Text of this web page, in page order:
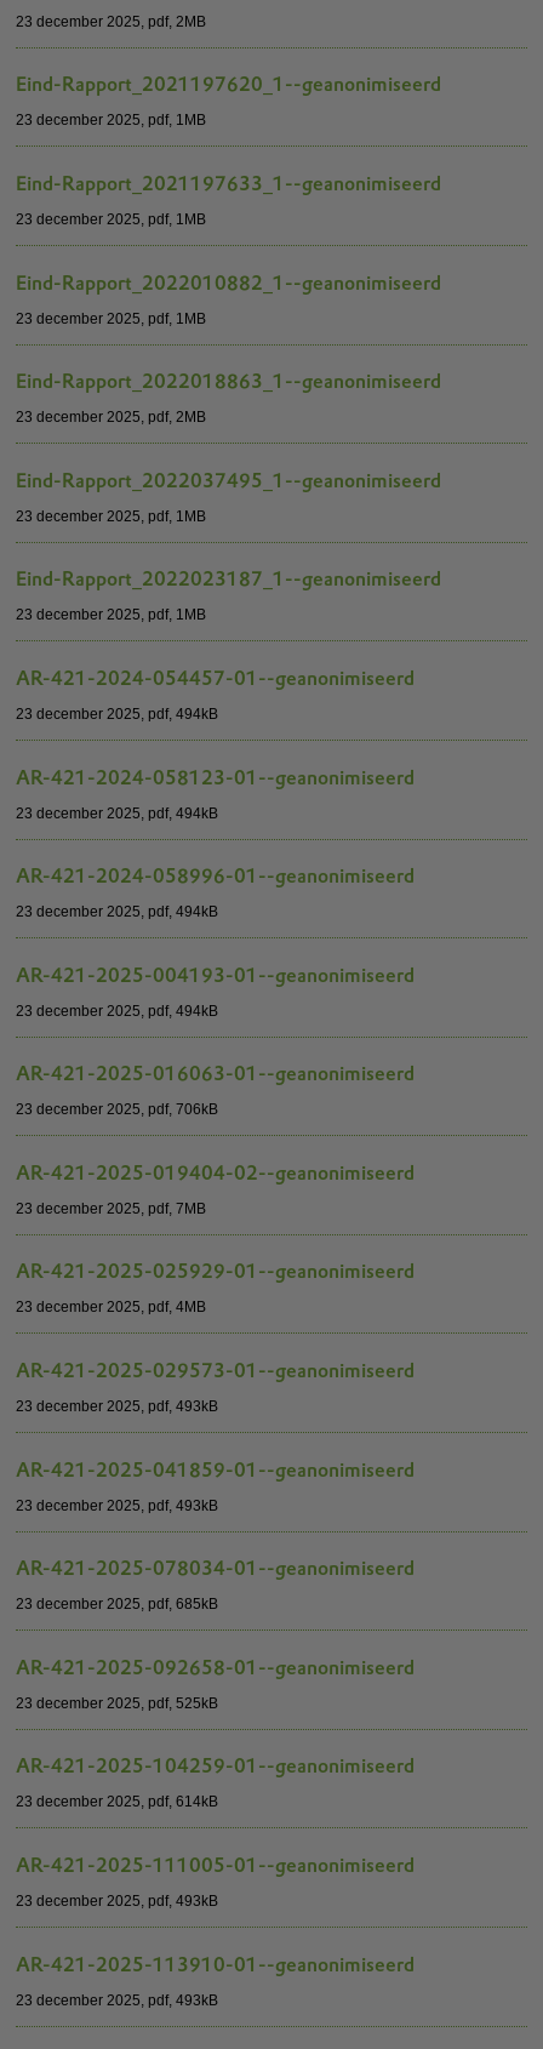
23 december 2025, pdf, 2MB
Eind-Rapport_2021197620_1--geanonimiseerd
23 december 2025, pdf, 1MB
Eind-Rapport_2021197633_1--geanonimiseerd
23 december 2025, pdf, 1MB
Eind-Rapport_2022010882_1--geanonimiseerd
23 december 2025, pdf, 1MB
Eind-Rapport_2022018863_1--geanonimiseerd
23 december 2025, pdf, 2MB
Eind-Rapport_2022037495_1--geanonimiseerd
23 december 2025, pdf, 1MB
Eind-Rapport_2022023187_1--geanonimiseerd
23 december 2025, pdf, 1MB
AR-421-2024-054457-01--geanonimiseerd
23 december 2025, pdf, 494kB
AR-421-2024-058123-01--geanonimiseerd
23 december 2025, pdf, 494kB
AR-421-2024-058996-01--geanonimiseerd
23 december 2025, pdf, 494kB
AR-421-2025-004193-01--geanonimiseerd
23 december 2025, pdf, 494kB
AR-421-2025-016063-01--geanonimiseerd
23 december 2025, pdf, 706kB
AR-421-2025-019404-02--geanonimiseerd
23 december 2025, pdf, 7MB
AR-421-2025-025929-01--geanonimiseerd
23 december 2025, pdf, 4MB
AR-421-2025-029573-01--geanonimiseerd
23 december 2025, pdf, 493kB
AR-421-2025-041859-01--geanonimiseerd
23 december 2025, pdf, 493kB
AR-421-2025-078034-01--geanonimiseerd
23 december 2025, pdf, 685kB
AR-421-2025-092658-01--geanonimiseerd
23 december 2025, pdf, 525kB
AR-421-2025-104259-01--geanonimiseerd
23 december 2025, pdf, 614kB
AR-421-2025-111005-01--geanonimiseerd
23 december 2025, pdf, 493kB
AR-421-2025-113910-01--geanonimiseerd
23 december 2025, pdf, 493kB